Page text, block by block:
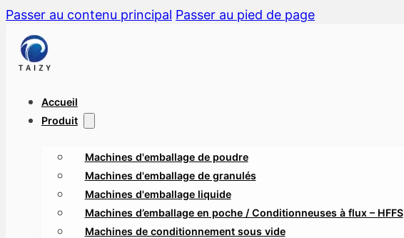
Passer au contenu principal Passer au pied de page
Accueil
Produit
Machines d'emballage de poudre
Machines d'emballage de granulés
Machines d'emballage liquide
Machines d’emballage en poche / Conditionneuses à flux – HFFS
Machines de conditionnement sous vide